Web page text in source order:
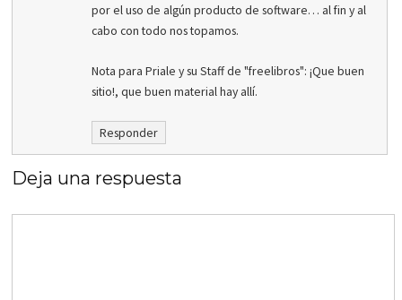
por el uso de algún producto de software… al fin y al
cabo con todo nos topamos.
Nota para Priale y su Staff de "freelibros": ¡Que buen
sitio!, que buen material hay allí.
Responder
Deja una respuesta